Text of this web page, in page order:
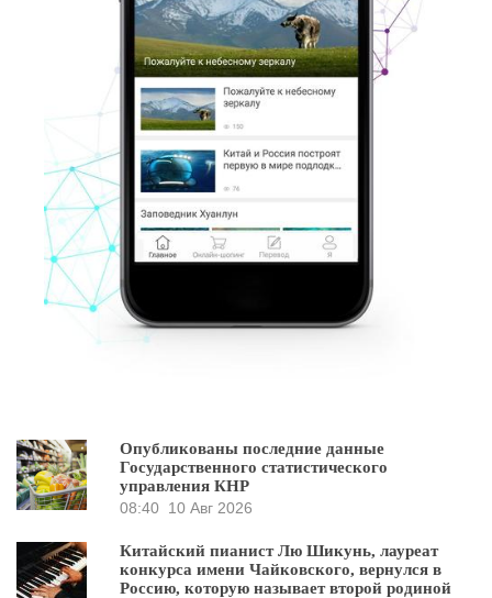
Опубликованы последние данные
Государственного статистического
управления КНР
08:40 10 Авг 2026
Китайский пианист Лю Шикунь, лауреат
конкурса имени Чайковского, вернулся в
Россию, которую называет второй родиной